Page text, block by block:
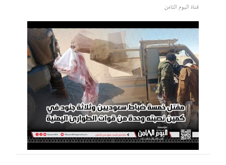
قناة اليوم الثامن